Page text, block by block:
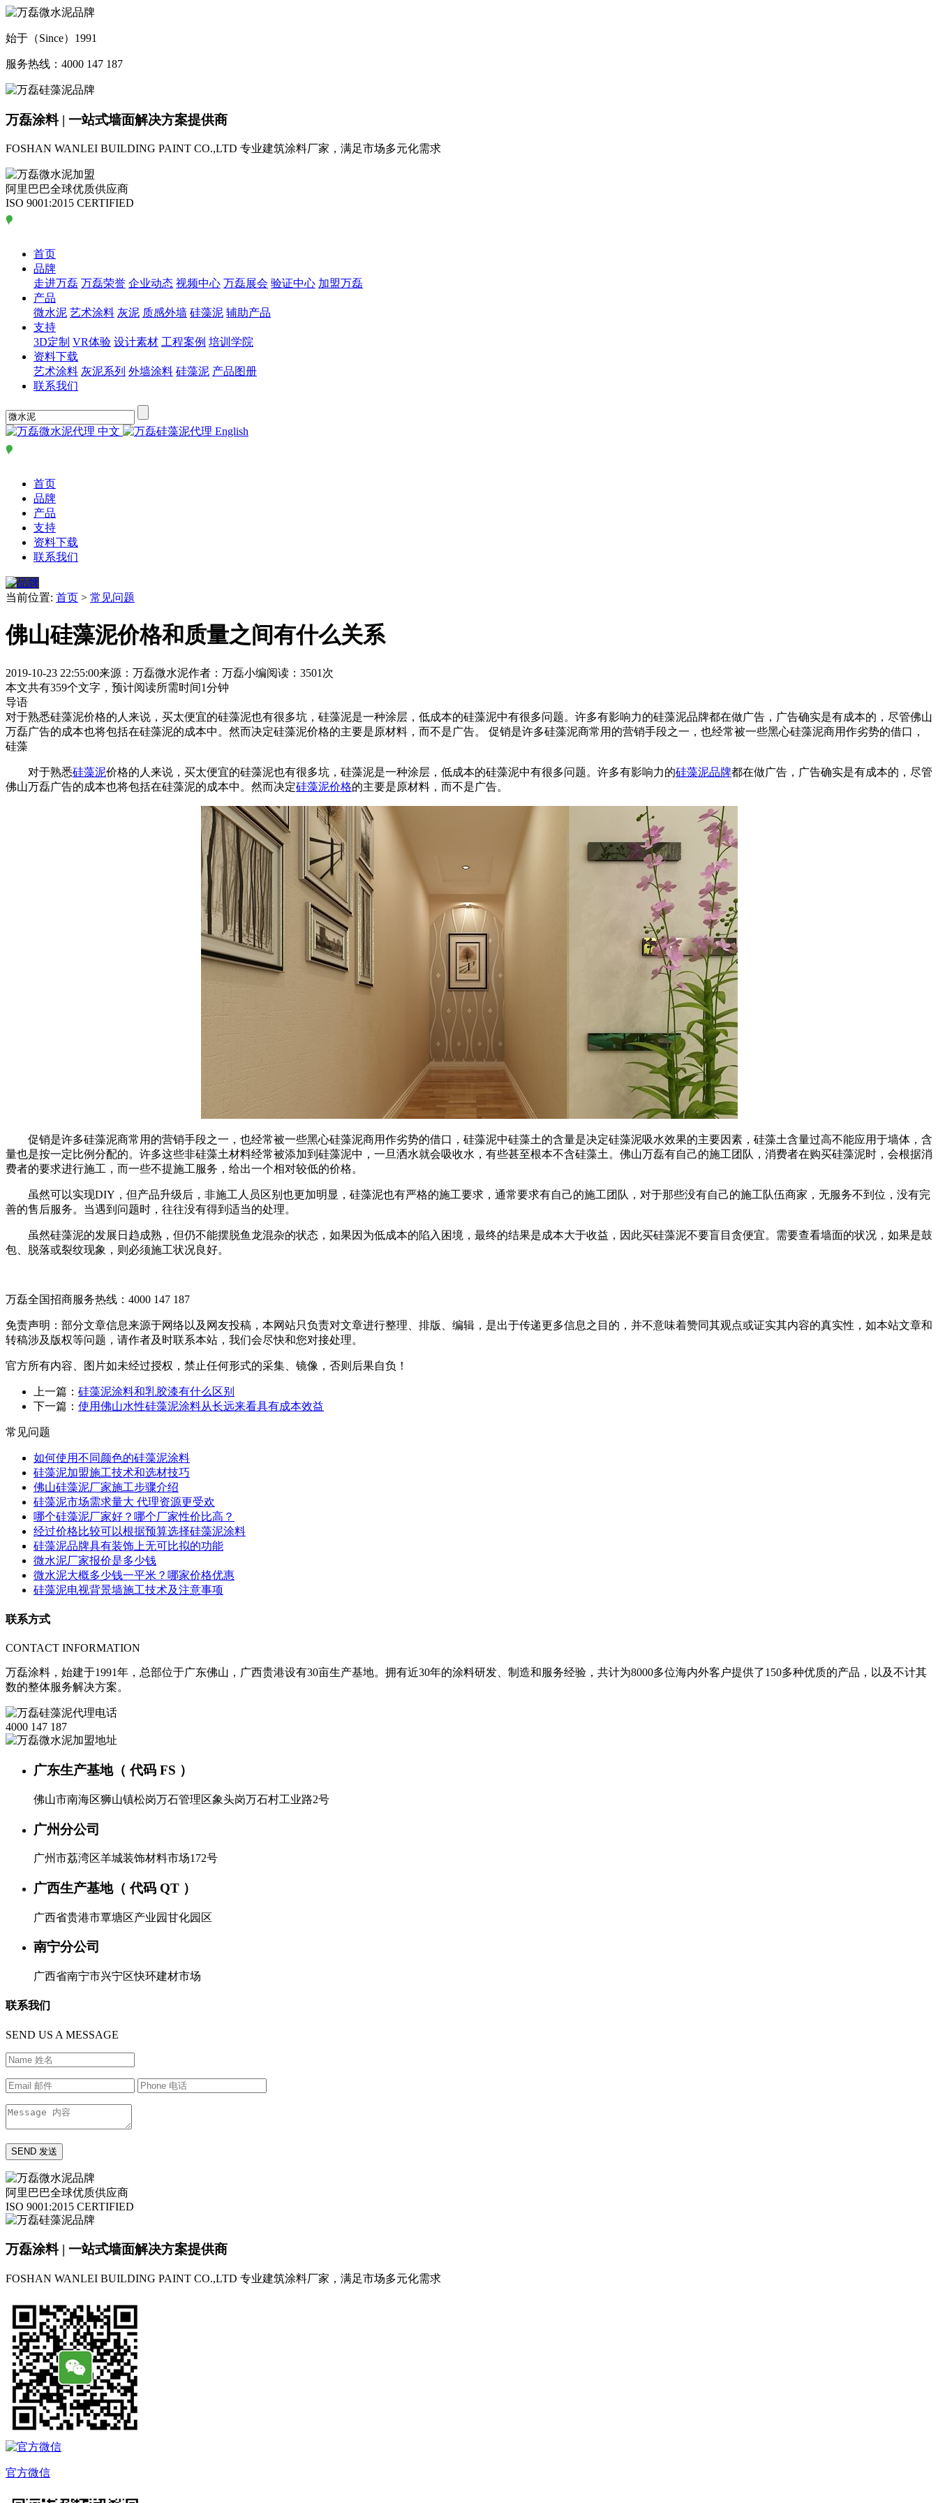
始于（Since）1991
服务热线：4000 147 187
万磊涂料 | 一站式墙面解决方案提供商
FOSHAN WANLEI BUILDING PAINT CO.,LTD 专业建筑涂料厂家，满足市场多元化需求
阿里巴巴全球优质供应商
ISO 9001:2015 CERTIFIED
首页
品牌
走进万磊 万磊荣誉 企业动态 视频中心 万磊展会 验证中心 加盟万磊
产品
微水泥 艺术涂料 灰泥 质感外墙 硅藻泥 辅助产品
支持
3D定制 VR体验 设计素材 工程案例 培训学院
资料下载
艺术涂料 灰泥系列 外墙涂料 硅藻泥 产品图册
联系我们
中文 English
首页
品牌
产品
支持
资料下载
联系我们
当前位置: 首页 > 常见问题
佛山硅藻泥价格和质量之间有什么关系
2019-10-23 22:55:00来源：万磊微水泥作者：万磊小编阅读：3501次
本文共有359个文字，预计阅读所需时间1分钟
导语
对于熟悉硅藻泥价格的人来说，买太便宜的硅藻泥也有很多坑，硅藻泥是一种涂层，低成本的硅藻泥中有很多问题。许多有影响力的硅藻泥品牌都在做广告，广告确实是有成本的，尽管佛山
万磊广告的成本也将包括在硅藻泥的成本中。然而决定硅藻泥价格的主要是原材料，而不是广告。 促销是许多硅藻泥商常用的营销手段之一，也经常被一些黑心硅藻泥商用作劣势的借口，
硅藻
对于熟悉硅藻泥价格的人来说，买太便宜的硅藻泥也有很多坑，硅藻泥是一种涂层，低成本的硅藻泥中有很多问题。许多有影响力的硅藻泥品牌都在做广告，广告确实是有成本的，尽管
佛山万磊广告的成本也将包括在硅藻泥的成本中。然而决定硅藻泥价格的主要是原材料，而不是广告。
促销是许多硅藻泥商常用的营销手段之一，也经常被一些黑心硅藻泥商用作劣势的借口，硅藻泥中硅藻土的含量是决定硅藻泥吸水效果的主要因素，硅藻土含量过高不能应用于墙体，含
量也是按一定比例分配的。许多这些非硅藻土材料经常被添加到硅藻泥中，一旦洒水就会吸收水，有些甚至根本不含硅藻土。佛山万磊有自己的施工团队，消费者在购买硅藻泥时，会根据消
费者的要求进行施工，而一些不提施工服务，给出一个相对较低的价格。
虽然可以实现DIY，但产品升级后，非施工人员区别也更加明显，硅藻泥也有严格的施工要求，通常要求有自己的施工团队，对于那些没有自己的施工队伍商家，无服务不到位，没有完
善的售后服务。当遇到问题时，往往没有得到适当的处理。
虽然硅藻泥的发展日趋成熟，但仍不能摆脱鱼龙混杂的状态，如果因为低成本的陷入困境，最终的结果是成本大于收益，因此买硅藻泥不要盲目贪便宜。需要查看墙面的状况，如果是鼓
包、脱落或裂纹现象，则必须施工状况良好。
万磊全国招商服务热线： 4000 147 187
免责声明：部分文章信息来源于网络以及网友投稿，本网站只负责对文章进行整理、排版、编辑，是出于传递更多信息之目的，并不意味着赞同其观点或证实其内容的真实性，如本站文章和
转稿涉及版权等问题，请作者及时联系本站，我们会尽快和您对接处理。
官方所有内容、图片如未经过授权，禁止任何形式的采集、镜像，否则后果自负！
上一篇： 硅藻泥涂料和乳胶漆有什么区别
下一篇： 使用佛山水性硅藻泥涂料从长远来看具有成本效益
常见问题
如何使用不同颜色的硅藻泥涂料
硅藻泥加盟施工技术和选材技巧
佛山硅藻泥厂家施工步骤介绍
硅藻泥市场需求量大 代理资源更受欢
哪个硅藻泥厂家好？哪个厂家性价比高？
经过价格比较可以根据预算选择硅藻泥涂料
硅藻泥品牌具有装饰上无可比拟的功能
微水泥厂家报价是多少钱
微水泥大概多少钱一平米？哪家价格优惠
硅藻泥电视背景墙施工技术及注意事项
联系方式
CONTACT INFORMATION
万磊涂料，始建于1991年，总部位于广东佛山，广西贵港设有30亩生产基地。拥有近30年的涂料研发、制造和服务经验，共计为8000多位海内外客户提供了150多种优质的产品，以及不计其
数的整体服务解决方案。
4000 147 187
广东生产基地（ 代码 FS ）
佛山市南海区狮山镇松岗万石管理区象头岗万石村工业路2号
广州分公司
广州市荔湾区羊城装饰材料市场172号
广西生产基地（ 代码 QT ）
广西省贵港市覃塘区产业园甘化园区
南宁分公司
广西省南宁市兴宁区快环建材市场
联系我们
SEND US A MESSAGE
阿里巴巴全球优质供应商
ISO 9001:2015 CERTIFIED
万磊涂料 | 一站式墙面解决方案提供商
FOSHAN WANLEI BUILDING PAINT CO.,LTD 专业建筑涂料厂家，满足市场多元化需求
官方微信